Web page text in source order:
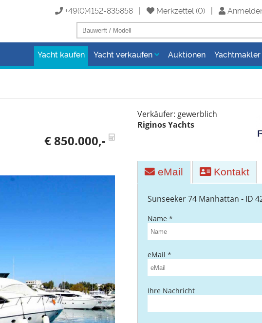
+49(0)4152-835858 | Merkzettel (0) |
Yacht kaufen Yacht verkaufen Auktionen Yachtmakler
€ 850.000,-
Verkäufer: gewerblich
Riginos Yachts
eMail Kontakt
Sunseeker 74 Manhattan - ID
Name *
eMail *
Ihre Nachricht